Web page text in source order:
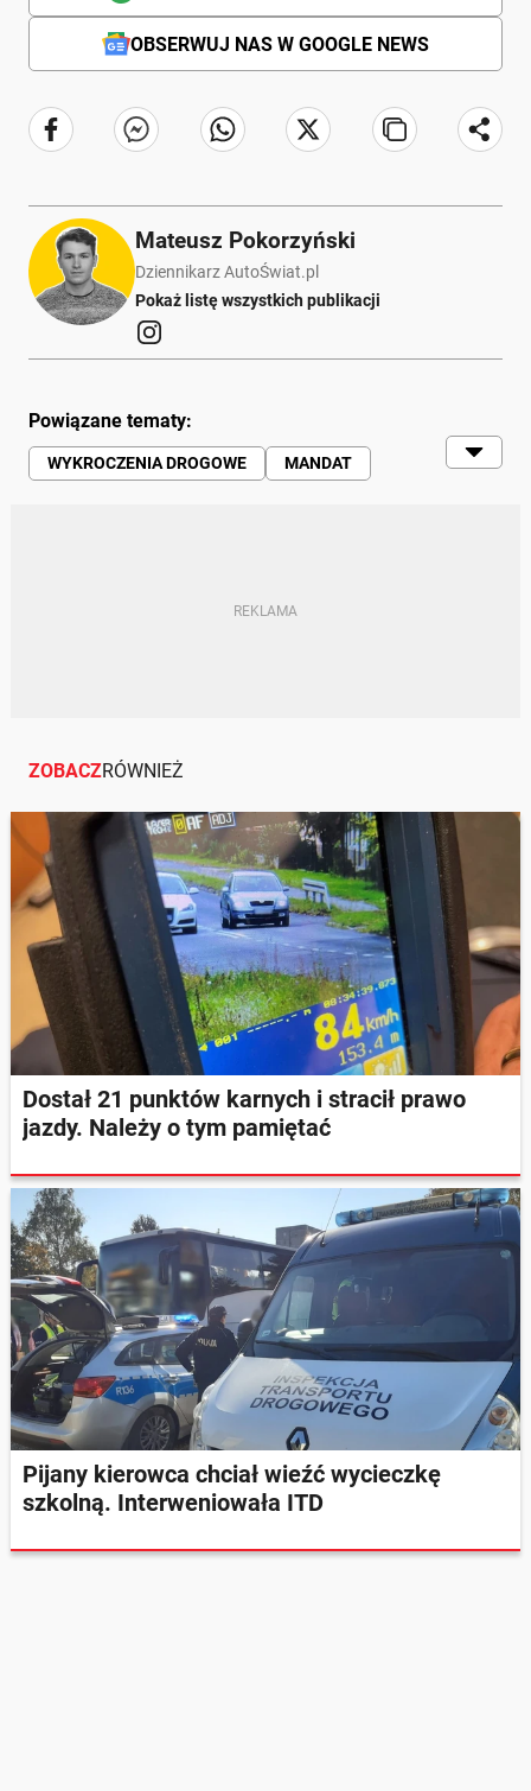
OBSERWUJ NAS W GOOGLE NEWS
Mateusz Pokorzyński
Dziennikarz AutoŚwiat.pl
Pokaż listę wszystkich publikacji
Powiązane tematy:
WYKROCZENIA DROGOWE
MANDAT
ZOBACZRÓWNIEŻ
Dostał 21 punktów karnych i stracił prawo
jazdy. Należy o tym pamiętać
Pijany kierowca chciał wieźć wycieczkę
szkolną. Interweniowała ITD